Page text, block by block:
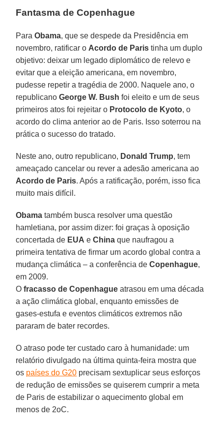
Fantasma de Copenhague
ParaObama, que se despede da Presidência em
novembro, ratificar o Acordo de Paris tinha um duplo
objetivo: deixar um legado diplomático de relevo e
evitar que a eleição americana, em novembro,
pudesse repetir a tragédia de 2000. Naquele ano, o
republicano George W. Bush foi eleito e um de seus
primeiros atos foi rejeitar o Protocolo de Kyoto, o
acordo do clima anterior ao de Paris. Isso soterrou na
prática o sucesso do tratado.
Neste ano, outro republicano, Donald Trump, tem
ameaçado cancelar ou rever a adesão americana ao
Acordo de Paris. Após a ratificação, porém, isso fica
muito mais difícil.
Obama também busca resolver uma questão
hamletiana, por assim dizer: foi graças à oposição
concertada de EUA eChina que naufragou a
primeira tentativa de firmar um acordo global contra a
mudança climática – a conferência deCopenhague,
em 2009.
Ofracasso de Copenhague atrasou em uma década
a ação climática global, enquanto emissões de
gases-estufa e eventos climáticos extremos não
pararam de bater recordes.
O atraso pode ter custado caro à humanidade: um
relatório divulgado na última quinta-feira mostra que
os países do G20 precisam sextuplicar seus esforços
de redução de emissões se quiserem cumprir a meta
de Paris de estabilizar o aquecimento global em
menos de 2oC.